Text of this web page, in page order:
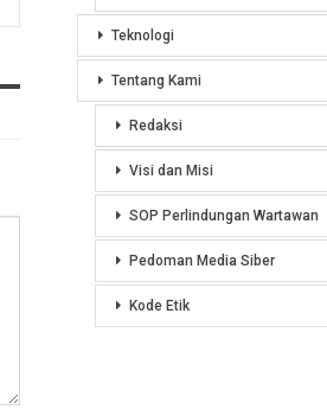
Teknologi
Tentang Kami
Redaksi
Visi dan Misi
SOP Perlindungan Wartawan
Pedoman Media Siber
Kode Etik